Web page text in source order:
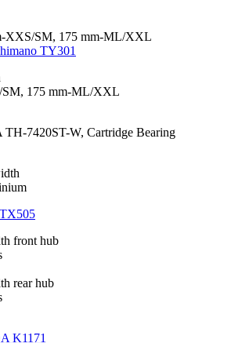
XXS/SM, 175 mm-ML/XXL
TY301
SM, 175 mm-ML/XXL
TH-7420ST-W, Cartridge Bearing
front hub
rear hub
K1171